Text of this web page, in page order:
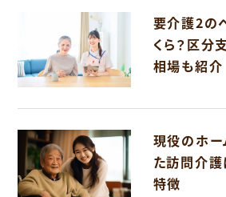
要介護2の
くら？区分
相場も紹介
現役のホ
た訪問介
特徴